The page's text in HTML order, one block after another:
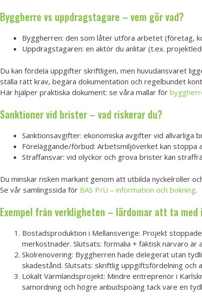
Byggherre vs uppdragstagare – vem gör vad?
Byggherren: den som låter utföra arbetet (företag,
Uppdragstagaren: en aktör du anlitar (t.ex.
Du kan fördela uppgifter skriftligen, men huvudansvaret
ställa rätt krav, begära dokumentation och regelbundet
Här hjälper praktiska dokument: se våra mallar för
Sanktioner vid brister – vad riskerar du?
Sanktionsavgifter: ekonomiska avgifter vid allvarliga
Föreläggande/förbud: Arbetsmiljöverket kan stoppa
Straffansvar: vid olyckor och grova brister kan
Du minskar risken markant genom att utbilda nyckelroller
Se vår samlingssida för BAS P/U – information och bokning.
Exempel från verkligheten – lärdomar att ta med
Bostadsproduktion i Mellansverige: Projekt
merkostnader. Slutsats: formalia + faktisk närvaro är
Skolrenovering: Byggherren hade delegerat utan
skadestånd. Slutsats: skriftlig uppgiftsfördelning och
Lokalt Värmlandsprojekt: Mindre entreprenör i
samordning och högre anbudspoäng tack vare en